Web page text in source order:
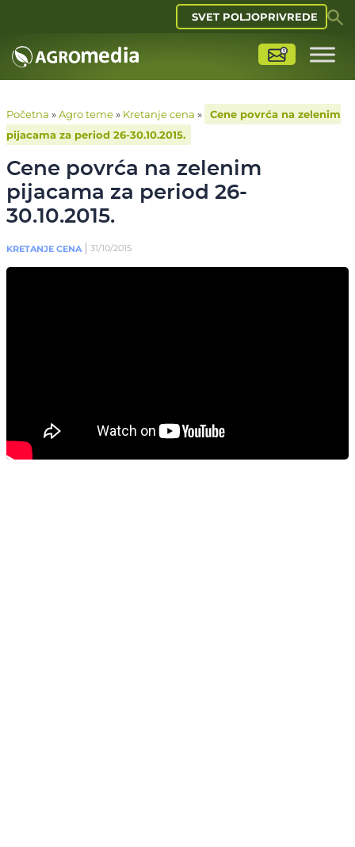
SVET POLJOPRIVREDE
Početna »Agro teme» Kretanje cena »
Cene povrća na zelenim
pijacama za period 26-30.10.2015.
Cene povrća na zelenim
pijacama za period 26-
30.10.2015.
KRETANJE CENA 31/10/2015